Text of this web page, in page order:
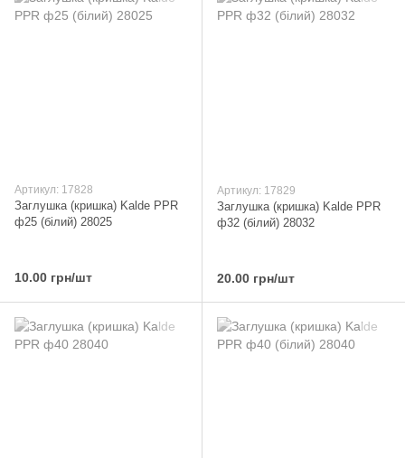
Артикул: 17828
Заглушка (кришка) Kalde PPR
ф25 (білий) 28025
10.00 грн/шт
Артикул: 17829
Заглушка (кришка) Kalde PPR
ф32 (білий) 28032
20.00 грн/шт